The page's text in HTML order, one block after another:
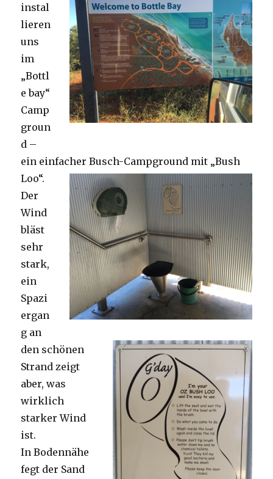
instal
lieren
uns
im
„Bottl
e bay“
Camp
groun
d –
ein einfacher Busch-Campground mit „Bush
Loo“.
Der
Wind
bläst
sehr
stark,
ein
Spazi
ergan
g an
den schönen
Strand zeigt
aber, was
wirklich
starker Wind
ist.
In Bodennähe
fegt der Sand